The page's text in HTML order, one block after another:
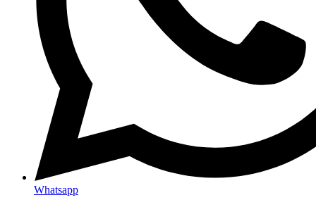
Whatsapp